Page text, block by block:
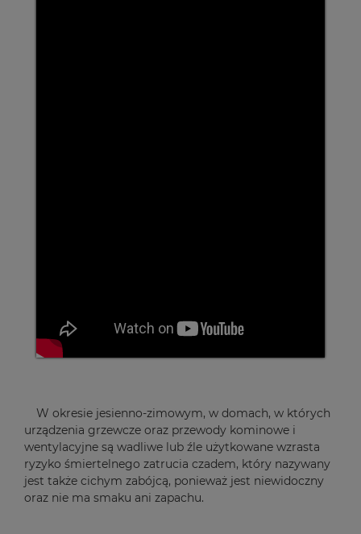
W okresie jesienno-zimowym, w domach, w których
urządzenia grzewcze oraz przewody kominowe i
wentylacyjne są wadliwe lub źle użytkowane wzrasta
ryzyko śmiertelnego zatrucia czadem, który nazywany
jest także cichym zabójcą, ponieważ jest niewidoczny
oraz nie ma smaku ani zapachu.